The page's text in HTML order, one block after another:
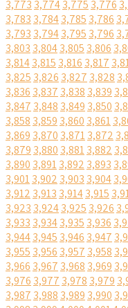
3,773 3,7743,775 3,776
3,783 3,7843,785 3,786
3,793 3,7943,795 3,796
3,803 3,8043,805 3,806
3,8143,815 3,816 3,817
3,825 3,826 3,827 3,828
3,836 3,837 3,838 3,839
3,847 3,848 3,849 3,850
3,858 3,859 3,860 3,861
3,869 3,870 3,8713,872
3,879 3,880 3,8813,882
3,890 3,8913,892 3,893
3,9013,902 3,903 3,904
3,912 3,913 3,9143,915
3,923 3,9243,925 3,926
3,933 3,9343,935 3,936
3,9443,945 3,946 3,947
3,955 3,956 3,957 3,958
3,966 3,967 3,968 3,969
3,976 3,977 3,978 3,979
3,987 3,988 3,989 3,990